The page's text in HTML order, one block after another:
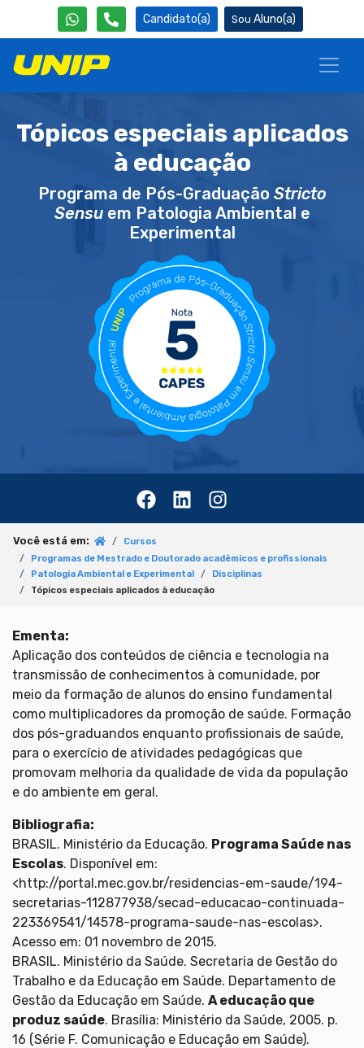
Candidato(a) Aluno(a)
Tópicos especiais aplicados
à educação
Programa de Pós-Graduação Stricto
Sensuem Patologia Ambiental e
Experimental
Você está em:
Cursos
Programas de Mestrado e Doutorado acadêmicos e profissionais
Patologia Ambiental e Experimental
Disciplinas
Tópicos especiais aplicados à educação
Ementa:
Aplicação dos conteúdos de ciência e tecnologia na
transmissão de conhecimentos à comunidade, por
meio da formação de alunos do ensino fundamental
como multiplicadores da promoção de saúde. Formação
dos pós-graduandos enquanto profissionais de saúde,
para o exercício de atividades pedagógicas que
promovam melhoria da qualidade de vida da população
e do ambiente em geral.
Bibliografia:
BRASIL. Ministério da Educação. Programa Saúde nas
Escolas. Disponível em:
<http://portal.mec.gov.br/residencias-em-saude/194-
secretarias-112877938/secad-educacao-continuada-
223369541/14578-programa-saude-nas-escolas>.
Acesso em: 01 novembro de 2015.
BRASIL. Ministério da Saúde. Secretaria de Gestão do
Trabalho e da Educação em Saúde. Departamento de
Gestão da Educação em Saúde. A educação que
produz saúde. Brasília: Ministério da Saúde, 2005. p.
16 (Série F. Comunicação e Educação em Saúde).